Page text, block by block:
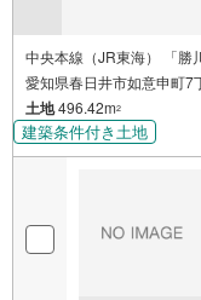
中央本線（JR東海） 「勝
愛知県春日井市如意申町7
土地496.42m2
建築条件付き土地